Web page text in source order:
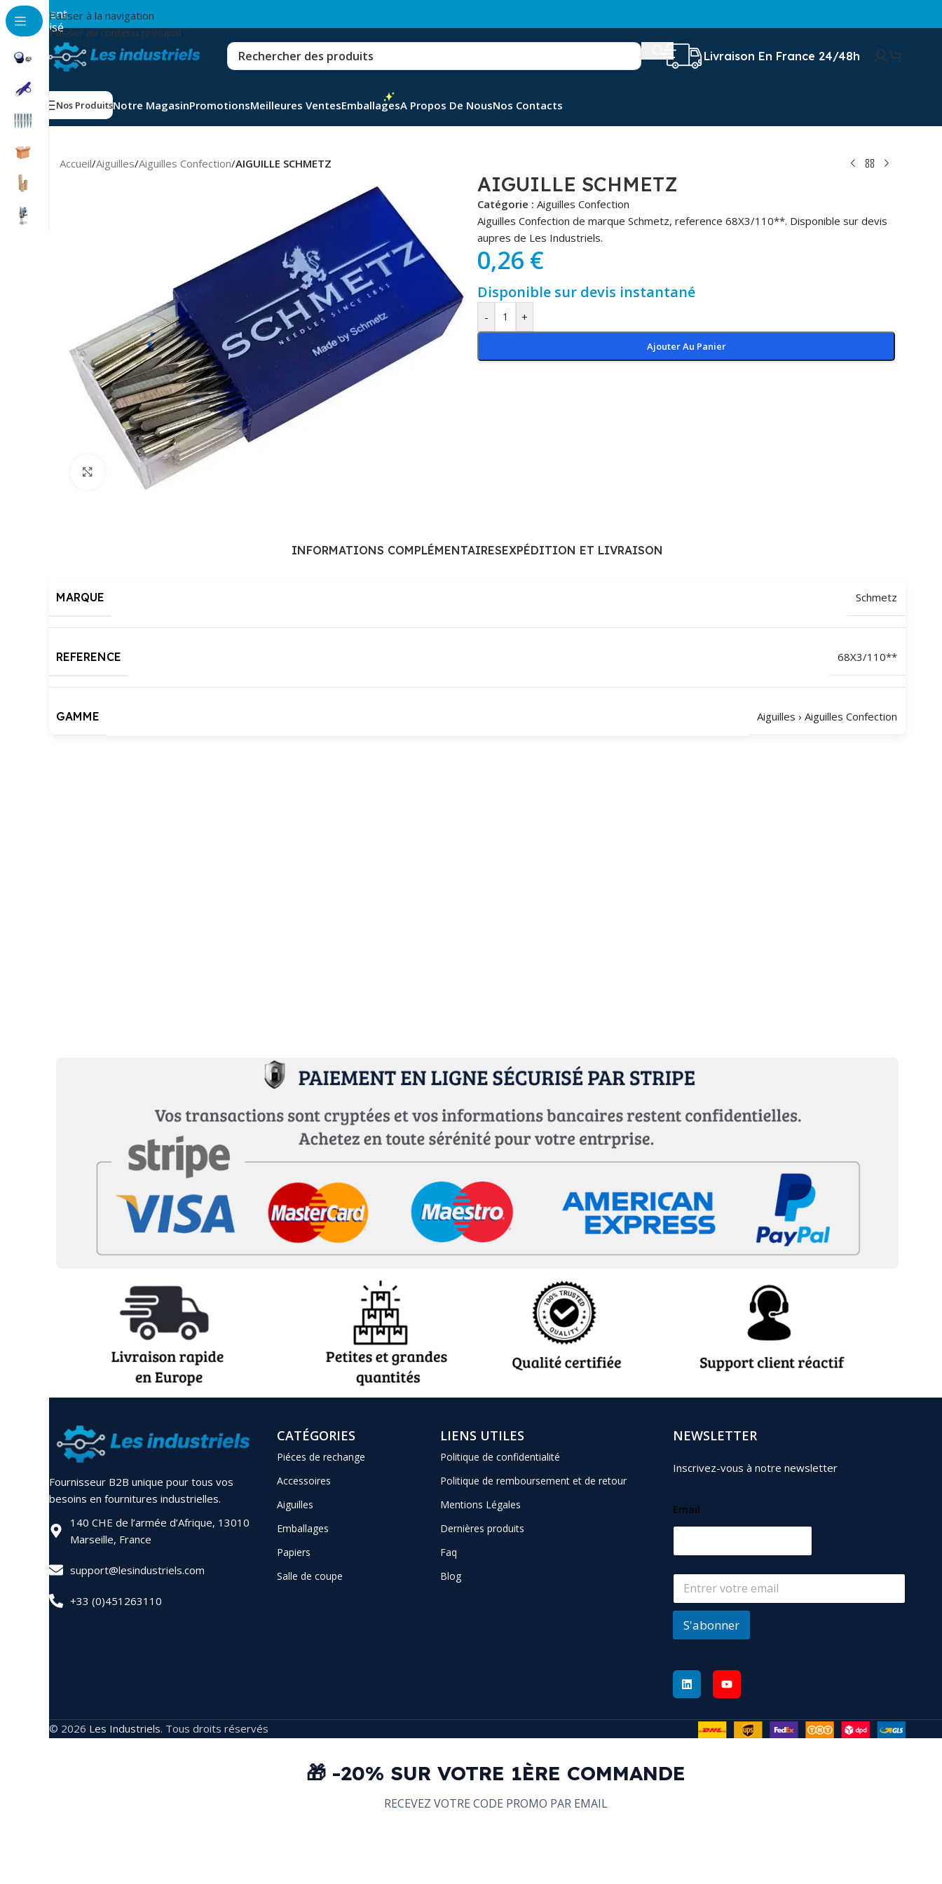
Passer à la navigation
Passer au contenu principal
Paiement
sécurisé
Livraison En France 24/48h
Nos ProduitsNotre MagasinPromotionsMeilleures VentesEmballagesA Propos De NousNos Contacts
Accueil/Aiguilles/Aiguilles Confection/AIGUILLE SCHMETZ
Cliquez pour agrandir
AIGUILLE SCHMETZ
Catégorie : Aiguilles Confection
Aiguilles Confection de marque Schmetz, reference 68X3/110**. Disponible sur devis
aupres de Les Industriels.
0,26 €
Disponible sur devis instantané
- +
Ajouter Au Panier
INFORMATIONS COMPLÉMENTAIRESEXPÉDITION ET LIVRAISON
MARQUE Schmetz
REFERENCE 68X3/110**
GAMME Aiguilles › Aiguilles Confection
Fournisseur B2B unique pour tous vos
besoins en fournitures industrielles.
140 CHE de l’armée d’Afrique, 13010
Marseille, France
support@lesindustriels.com
+33 (0)451263110
CATÉGORIES
Piéces de rechange
Accessoires
Aiguilles
Emballages
Papiers
Salle de coupe
LIENS UTILES
Politique de confidentialité
Politique de remboursement et de retour
Mentions Légales
Dernières produits
Faq
Blog
NEWSLETTER
Inscrivez-vous à notre newsletter
Email
S'abonner
© 2026 Les Industriels. Tous droits réservés
🎁 -20% SUR VOTRE 1ÈRE COMMANDE
RECEVEZ VOTRE CODE PROMO PAR EMAIL